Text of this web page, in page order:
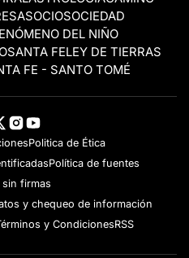
OCIOSOCIEDAD
DEL NIÑO
SANTA FELEY DE TIERRAS
FE - SANTO TOMÉ
Politica de Ética
Política de fuentes
sin firmas
y chequeo de información
y CondicionesRSS